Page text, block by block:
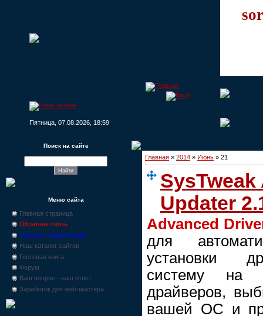
Пятница, 07.08.2026, 18:59
Поиск на сайте
Меню сайта
Главная страница
Обратная связь
Новости, промо-акции
Наш каталог сайтов
Гостевая книга
Форум
Ваш вопрос - наш ответ
Заработок для web-мастера
Главная » 2014 » Июнь » 21
Updater
Advanced
для
установки
систему на
драйверов,
вашей ОС и